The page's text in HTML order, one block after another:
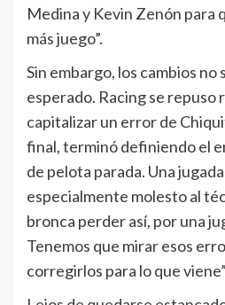
Medina y Kevin Zenón para
más juego”.
Sin embargo, los cambios
esperado. Racing se repuso
capitalizar un error de
final, terminó definiendo el
de pelota parada. Una
especialmente molesto al
bronca perder así, por una
Tenemos que mirar esos
corregirlos para lo que